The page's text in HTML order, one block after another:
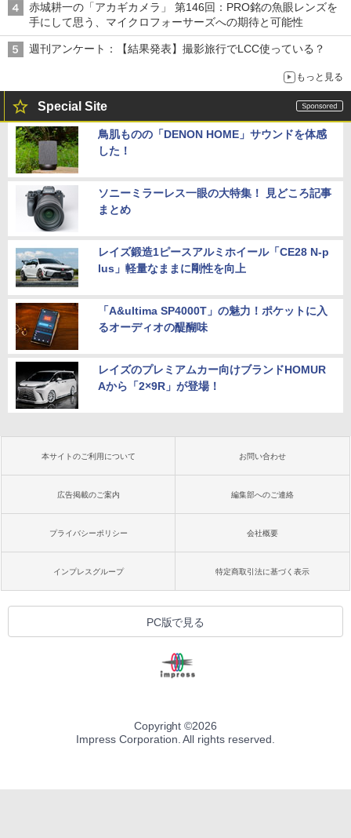
赤城耕一の「アカギカメラ」 第146回：PRO銘の魚眼レンズを
手にして思う、マイクロフォーサーズへの期待と可能性
週刊アンケート：【結果発表】撮影旅行でLCC使っている？
もっと見る
Special Site
鳥肌ものの「DENON HOME」サウンドを体感
した！
ソニーミラーレス一眼の大特集！ 見どころ記事
まとめ
レイズ鍛造1ピースアルミホイール「CE28 N-p
lus」軽量なままに剛性を向上
「A&ultima SP4000T」の魅力！ポケットに入
るオーディオの醍醐味
レイズのプレミアムカー向けブランドHOMUR
Aから「2×9R」が登場！
本サイトのご利用について お問い合わせ
広告掲載のご案内 編集部へのご連絡
プライバシーポリシー 会社概要
インプレスグループ 特定商取引法に基づく表示
PC版で見る
Copyright ©2026
Impress Corporation. All rights reserved.